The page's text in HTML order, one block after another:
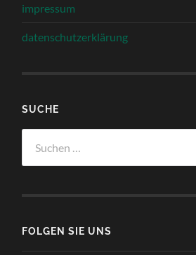
impressum
datenschutzerklärung
SUCHE
nach:
FOLGEN SIE UNS